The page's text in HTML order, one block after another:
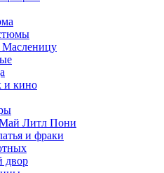
и кино
Литл Пони
и фраки
двор